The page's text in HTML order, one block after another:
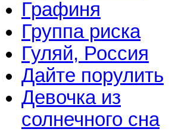
Графиня
Группа риска
Гуляй, Россия
Дайте порулить
Девочка из
солнечного сна